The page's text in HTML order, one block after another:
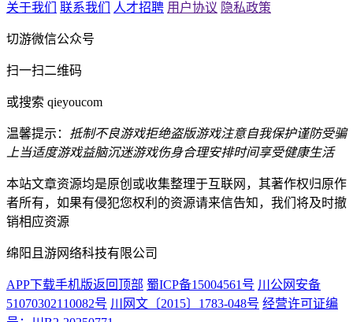
关于我们
联系我们 人才招聘 用户协议 隐私政策
切游微信公众号
扫一扫二维码
或搜索 qieyoucom
温馨提示： 抵制不良游戏拒绝盗版游戏注意自我保护谨防受骗
上当适度游戏益脑沉迷游戏伤身合理安排时间享受健康生活
本站文章资源均是原创或收集整理于互联网，其著作权归原作
者所有，如果有侵犯您权利的资源请来信告知，我们将及时撤
销相应资源
绵阳且游网络科技有限公司
APP下载手机版返回顶部 蜀ICP备15004561号 川公网安备
51070302110082号 川网文〔2015〕1783-048号 经营许可证编